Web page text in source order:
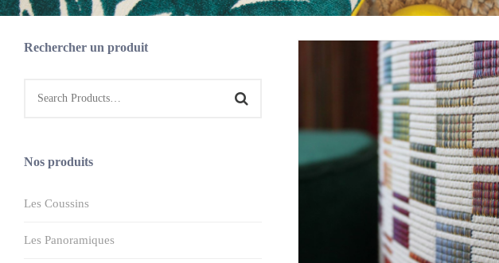
Rechercher un produit
Nos produits
Les Coussins
Les Panoramiques